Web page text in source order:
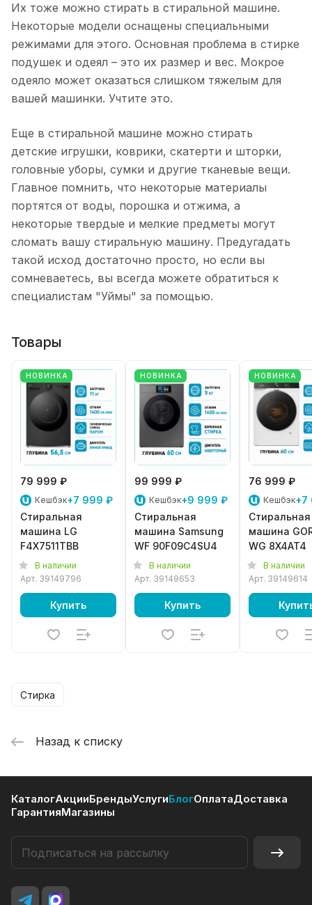
Их тоже можно стирать в стиральной машине.
Некоторые модели оснащены специальными
режимами для этого. Основная проблема в стирке
подушек и одеял – это их размер и вес. Мокрое
одеяло может оказаться слишком тяжелым для
вашей машинки. Учтите это.
Еще в стиральной машине можно стирать
детские игрушки, коврики, скатерти и шторки,
головные уборы, сумки и другие тканевые вещи.
Главное помнить, что некоторые материалы
портятся от воды, порошка и отжима, а
некоторые твердые и мелкие предметы могут
сломать вашу стиральную машину. Предугадать
такой исход достаточно просто, но если вы
сомневаетесь, вы всегда можете обратиться к
специалистам "Уймы" за помощью.
Товары
НОВИНКА
79 999 ₽
Кешбэк+7 999 ₽
Стиральная
машина LG
F4X7511TBB
В наличии
Арт. 39149796
Купить
НОВИНКА
99 999 ₽
Кешбэк+9 999 ₽
Стиральная
машина Samsung
WF 90F09C4SU4
В наличии
Арт. 39149653
Купить
НОВИНКА
76 999 ₽
Кешбэк+7
Стиральная
машина
WG 8X4AT4
В наличии
Арт. 39149614
Стирка
Назад к списку
КаталогАкцииБрендыУслугиБлогОплатаДоставка
ГарантияМагазины